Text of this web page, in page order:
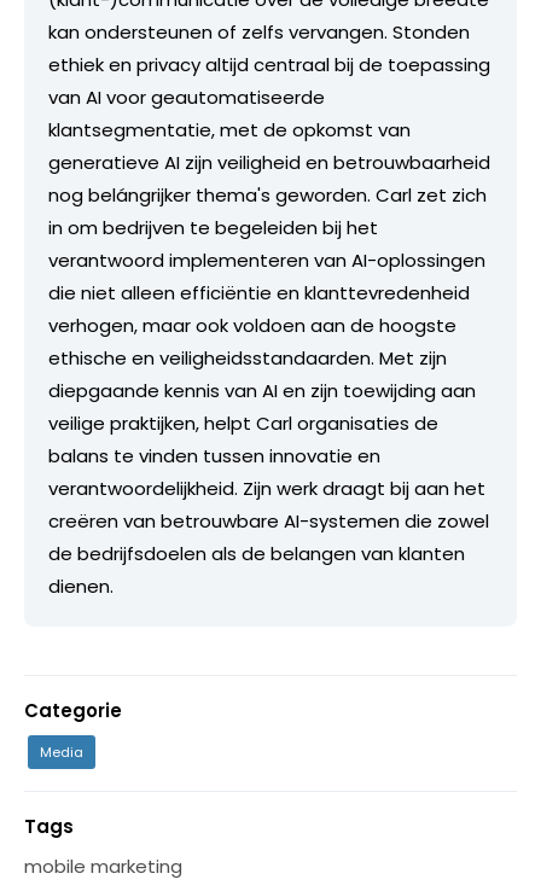
kan ondersteunen of zelfs vervangen. Stonden
ethiek en privacy altijd centraal bij de toepassing
van AI voor geautomatiseerde
klantsegmentatie, met de opkomst van
generatieve AI zijn veiligheid en betrouwbaarheid
nog belángrijker thema's geworden. Carl zet zich
in om bedrijven te begeleiden bij het
verantwoord implementeren van AI-oplossingen
die niet alleen efficiëntie en klanttevredenheid
verhogen, maar ook voldoen aan de hoogste
ethische en veiligheidsstandaarden. Met zijn
diepgaande kennis van AI en zijn toewijding aan
veilige praktijken, helpt Carl organisaties de
balans te vinden tussen innovatie en
verantwoordelijkheid. Zijn werk draagt bij aan het
creëren van betrouwbare AI-systemen die zowel
de bedrijfsdoelen als de belangen van klanten
dienen.
Categorie
Media
Tags
mobile marketing